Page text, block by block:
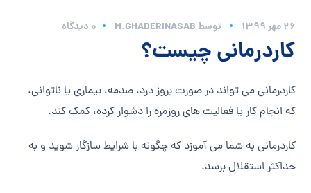
26 مهر 1399 توسطM.GHADERINASAB 0 دیدگاه
کاردرمانی چیست؟
کاردرمانی می تواند در صورت بروز درد، صدمه، بیماری یا ناتوانی،
که انجام کار یا فعالیت های روزمره را دشوار کرده، کمک کند.
کاردرمانی به شما می آموزد که چگونه با شرایط سازگار شوید و به
حداکثر استقلال برسد.